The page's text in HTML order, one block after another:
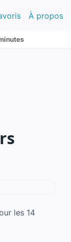
À propos
les 14